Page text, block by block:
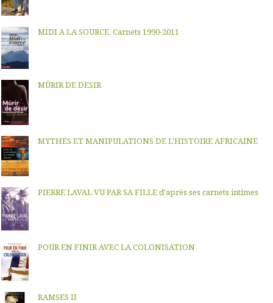
MIDI A LA SOURCE, Carnets 1990-2011
MÛRIR DE DESIR
MYTHES ET MANIPULATIONS DE L'HISTOIRE AFRICAINE
PIERRE LAVAL VU PAR SA FILLE d'après ses carnets intimes
POUR EN FINIR AVEC LA COLONISATION
RAMSES II